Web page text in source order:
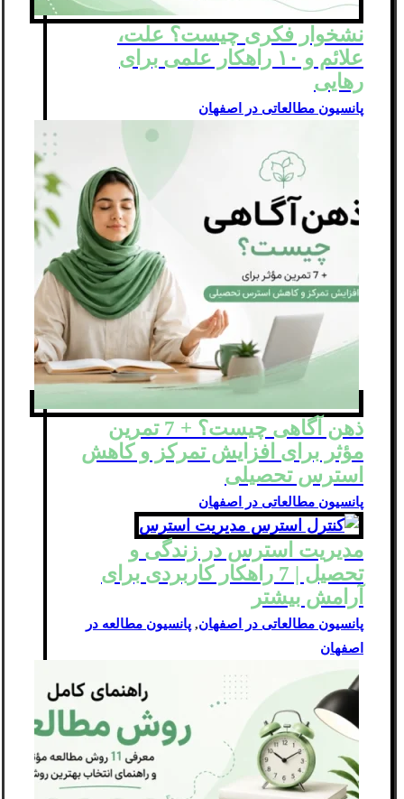
نشخوار فکری چیست؟ علت،
علائم و ۱۰ راهکار علمی برای
رهایی
پانسیون مطالعاتی در اصفهان
ذهن‌ آگاهی چیست؟ + 7 تمرین
مؤثر برای افزایش تمرکز و کاهش
استرس تحصیلی
پانسیون مطالعاتی در اصفهان
مدیریت استرس در زندگی و
تحصیل | 7 راهکار کاربردی برای
آرامش بیشتر
پانسیون مطالعاتی در اصفهان, پانسیون مطالعه در
اصفهان